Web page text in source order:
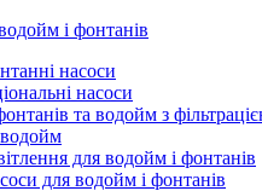
і фонтанів
насоси
насоси
та водойм з
для водойм і фонтанів
для водойм і фонтанів